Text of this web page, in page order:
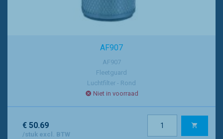
AF907
AF907
Fleetguard
Luchtfilter - Rond
Niet in voorraad
€ 50.69
/stuk excl. BTW